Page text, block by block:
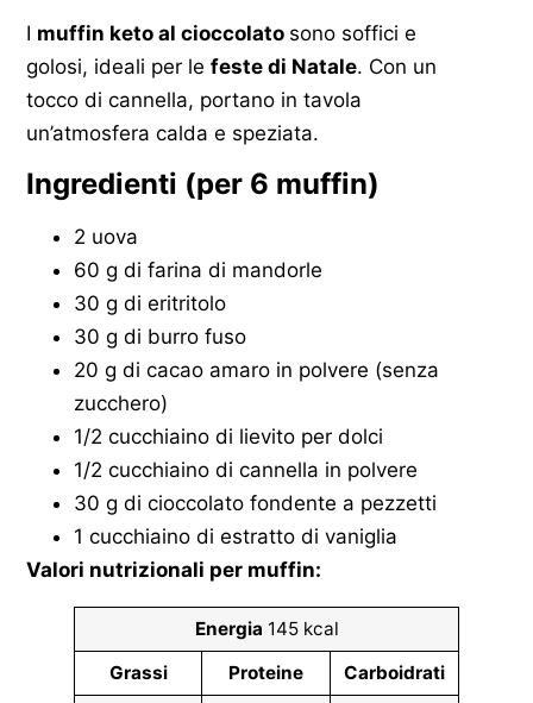
I muffin keto al cioccolato sono soffici e
golosi, ideali per le feste di Natale. Con un
tocco di cannella, portano in tavola
un’atmosfera calda e speziata.
Ingredienti (per 6 muffin)
2 uova
60 g di farina di mandorle
30 g di eritritolo
30 g di burro fuso
20 g di cacao amaro in polvere (senza
zucchero)
1/2 cucchiaino di lievito per dolci
1/2 cucchiaino di cannella in polvere
30 g di cioccolato fondente a pezzetti
1 cucchiaino di estratto di vaniglia
Valori nutrizionali per muffin:
Energia 145 kcal
Grassi
Proteine
Carboidrati